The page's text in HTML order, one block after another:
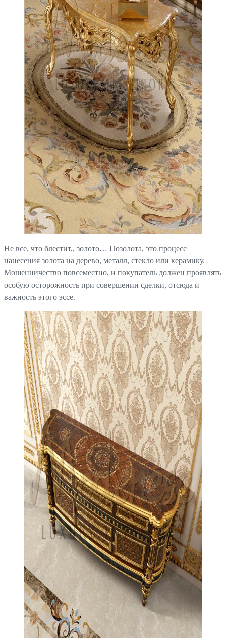
Не все, что блестит,, золото… Позолота, это процесс
нанесения золота на дерево, металл, стекло или керамику.
Мошенничество повсеместно, и покупатель должен проявлять
особую осторожность при совершении сделки, отсюда и
важность этого эссе.